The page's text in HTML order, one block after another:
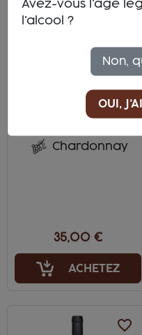
Franciacorta
DOCG
Chardonnay
35,00 €
ACHETEZ
favorite_border
Avez-vous l'âge
l'alcool ?
Non,
OUI,